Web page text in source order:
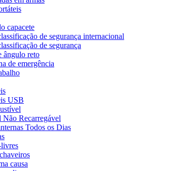
capacete
de segurança internacional
de segurança
ângulo reto
de emergência
USB
Recarregável
Todos os Dias
causa